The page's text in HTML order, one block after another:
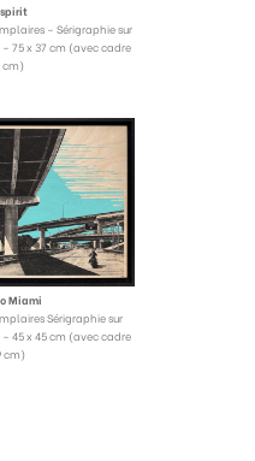
spirit
– Sérigraphie sur
75 x 37 cm (avec cadre
cm)
Miami
Sérigraphie sur
45 x 45 cm (avec cadre
cm)